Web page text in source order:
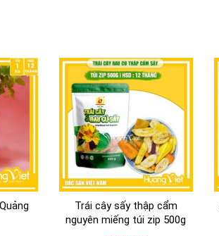
Trái cây sấy thập cẩm
nguyên miếng túi zip 500g